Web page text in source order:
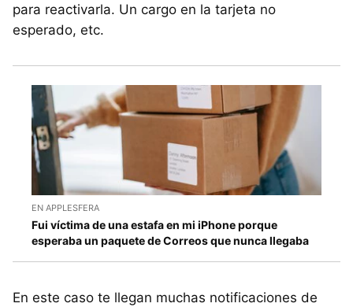
para reactivarla. Un cargo en la tarjeta no
esperado, etc.
EN APPLESFERA
Fui víctima de una estafa en mi iPhone porque
esperaba un paquete de Correos que nunca llegaba
En este caso te llegan muchas notificaciones de